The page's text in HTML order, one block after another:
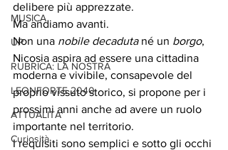
MUSICA
UP
RUBRICA: LA NOSTRA
LEONFORTE 2040
ATTUALITA'
Curiosità
delibere più apprezzate.
Ma andiamo avanti.
Non una nobile decaduta né un borgo,
Nicosia aspira ad essere una cittadina
moderna e vivibile, consapevole del
proprio vissuto storico, si propone per i
prossimi anni anche ad avere un ruolo
importante nel territorio.
I requisiti sono semplici e sotto gli occhi